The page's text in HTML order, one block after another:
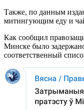
Также, по данным
митингующим еду и
Как сообщил
Минске было
соответственный